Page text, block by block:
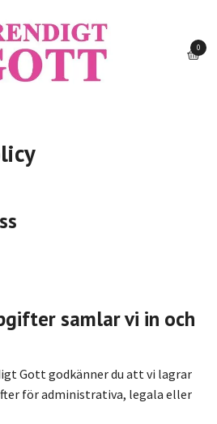
0
samlar vi in och
Gott godkänner du att vi lagrar
för administrativa, legala eller